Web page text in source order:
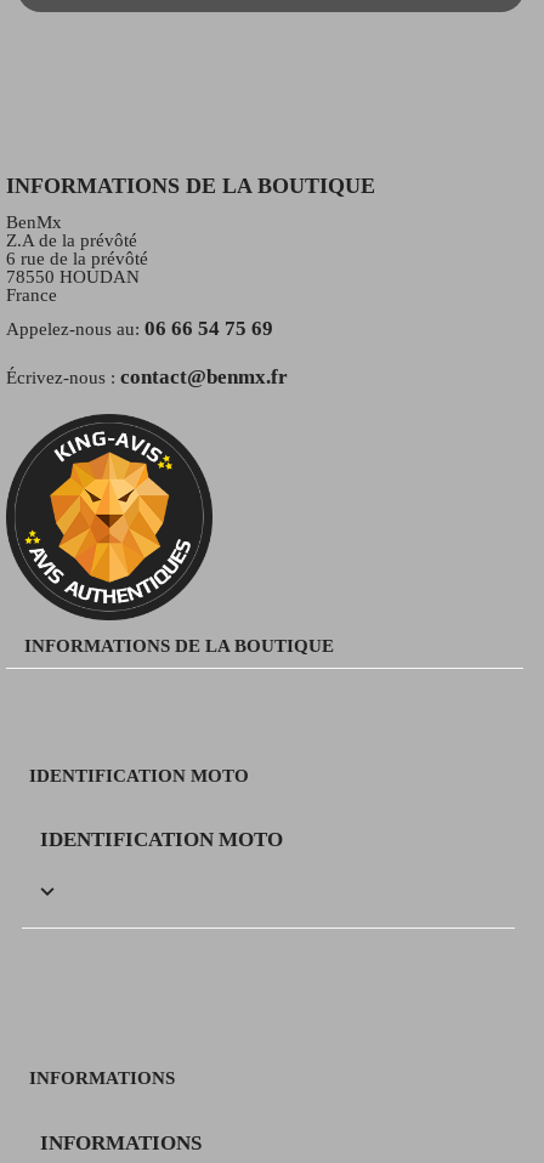
INFORMATIONS DE LA BOUTIQUE
BenMx
Z.A de la prévôté
6 rue de la prévôté
78550 HOUDAN
France
Appelez-nous au: 06 66 54 75 69
Écrivez-nous : contact@benmx.fr
INFORMATIONS DE LA BOUTIQUE
IDENTIFICATION MOTO
IDENTIFICATION MOTO

INFORMATIONS
INFORMATIONS